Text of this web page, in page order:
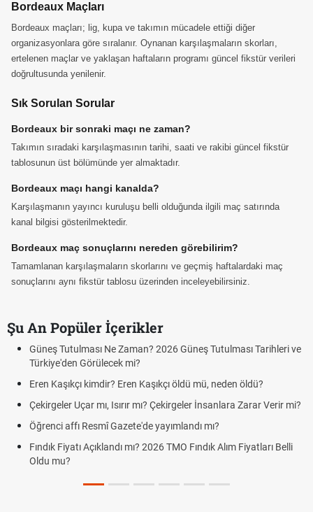
Bordeaux Maçları
Bordeaux maçları; lig, kupa ve takımın mücadele ettiği diğer
organizasyonlara göre sıralanır. Oynanan karşılaşmaların skorları,
ertelenen maçlar ve yaklaşan haftaların programı güncel fikstür verileri
doğrultusunda yenilenir.
Sık Sorulan Sorular
Bordeaux bir sonraki maçı ne zaman?
Takımın sıradaki karşılaşmasının tarihi, saati ve rakibi güncel fikstür
tablosunun üst bölümünde yer almaktadır.
Bordeaux maçı hangi kanalda?
Karşılaşmanın yayıncı kuruluşu belli olduğunda ilgili maç satırında
kanal bilgisi gösterilmektedir.
Bordeaux maç sonuçlarını nereden görebilirim?
Tamamlanan karşılaşmaların skorlarını ve geçmiş haftalardaki maç
sonuçlarını aynı fikstür tablosu üzerinden inceleyebilirsiniz.
Şu An Popüler İçerikler
Güneş Tutulması Ne Zaman? 2026 Güneş Tutulması Tarihleri ve
Türkiye'den Görülecek mi?
Eren Kaşıkçı kimdir? Eren Kaşıkçı öldü mü, neden öldü?
Çekirgeler Uçar mı, Isırır mı? Çekirgeler İnsanlara Zarar Verir mi?
Öğrenci affı Resmî Gazete'de yayımlandı mı?
Fındık Fiyatı Açıklandı mı? 2026 TMO Fındık Alım Fiyatları Belli
Oldu mu?